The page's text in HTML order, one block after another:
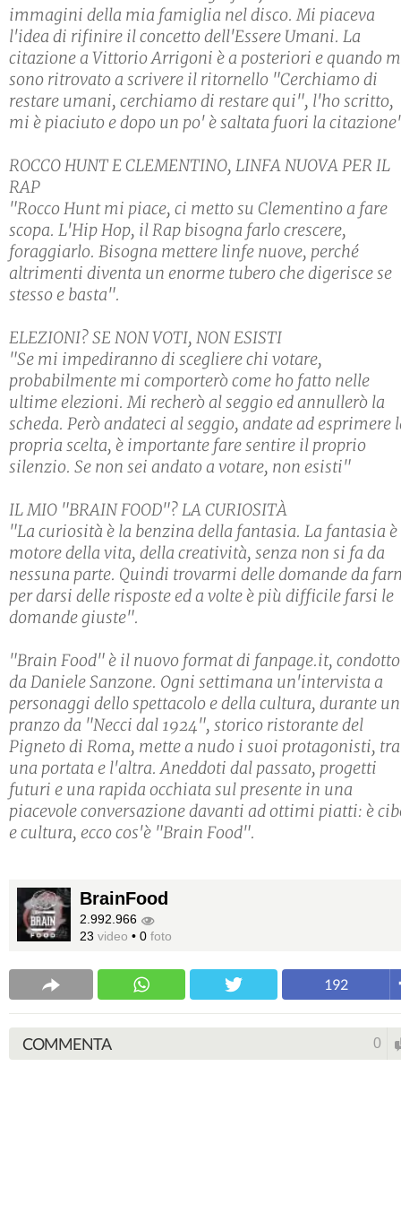
immagini della mia famiglia nel disco. Mi piaceva
l'idea di rifinire il concetto dell'Essere Umani. La
citazione a Vittorio Arrigoni è a posteriori e quando
sono ritrovato a scrivere il ritornello "Cerchiamo di
restare umani, cerchiamo di restare qui", l'ho scritto,
mi è piaciuto e dopo un po' è saltata fuori la
ROCCO HUNT E CLEMENTINO, LINFA NUOVA PER IL
RAP
"Rocco Hunt mi piace, ci metto su Clementino a fare
scopa. L'Hip Hop, il Rap bisogna farlo crescere,
foraggiarlo. Bisogna mettere linfe nuove, perché
altrimenti diventa un enorme tubero che digerisce se
stesso e basta".
ELEZIONI? SE NON VOTI, NON ESISTI
"Se mi impediranno di scegliere chi votare,
probabilmente mi comporterò come ho fatto nelle
ultime elezioni. Mi recherò al seggio ed annullerò la
scheda. Però andateci al seggio, andate ad esprimere
propria scelta, è importante fare sentire il proprio
silenzio. Se non sei andato a votare, non esisti"
IL MIO "BRAIN FOOD"? LA CURIOSITÀ
"La curiosità è la benzina della fantasia. La fantasia
motore della vita, della creatività, senza non si fa da
nessuna parte. Quindi trovarmi delle domande da
per darsi delle risposte ed a volte è più difficile farsi le
domande giuste".
"Brain Food" è il nuovo format di fanpage.it, condotto
da Daniele Sanzone. Ogni settimana un'intervista a
personaggi dello spettacolo e della cultura, durante un
pranzo da "Necci dal 1924", storico ristorante del
Pigneto di Roma, mette a nudo i suoi protagonisti, tra
una portata e l'altra. Aneddoti dal passato, progetti
futuri e una rapida occhiata sul presente in una
piacevole conversazione davanti ad ottimi piatti: è
e cultura, ecco cos'è "Brain Food".
BrainFood
2.992.966
23 video • 0 foto
192
COMMENTA 0